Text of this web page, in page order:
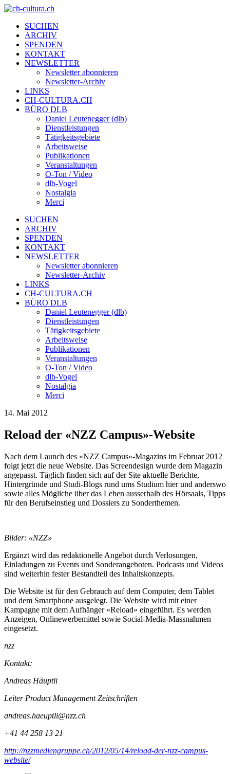
SUCHEN
ARCHIV
SPENDEN
KONTAKT
NEWSLETTER
Newsletter abonnieren
Newsletter-Archiv
LINKS
CH-CULTURA.CH
BÜRO DLB
Daniel Leutenegger (dlb)
Dienstleistungen
Tätigkeitsgebiete
Arbeitsweise
Publikationen
Veranstaltungen
O-Ton / Video
dlb-Vogel
Nostalgia
Merci
SUCHEN
ARCHIV
SPENDEN
KONTAKT
NEWSLETTER
Newsletter abonnieren
Newsletter-Archiv
LINKS
CH-CULTURA.CH
BÜRO DLB
Daniel Leutenegger (dlb)
Dienstleistungen
Tätigkeitsgebiete
Arbeitsweise
Publikationen
Veranstaltungen
O-Ton / Video
dlb-Vogel
Nostalgia
Merci
14. Mai 2012
Reload der «NZZ Campus»-Website
Nach dem Launch des «NZZ Campus»-Magazins im Februar 2012
folgt jetzt die neue Website. Das Screendesign wurde dem Magazin
angepasst. Täglich finden sich auf der Site aktuelle Berichte,
Hintergründe und Studi-Blogs rund ums Studium hier und anderswo
sowie alles Mögliche über das Leben ausserhalb des Hörsaals, Tipps
für den Berufseinstieg und Dossiers zu Sonderthemen.
Bilder: «NZZ»
Ergänzt wird das redaktionelle Angebot durch Verlosungen,
Einladungen zu Events und Sonderangeboten. Podcasts und Videos
sind weiterhin fester Bestandteil des Inhaltskonzepts.
Die Website ist für den Gebrauch auf dem Computer, dem Tablet
und dem Smartphone ausgelegt. Die Website wird mit einer
Kampagne mit dem Aufhänger «Reload» eingeführt. Es werden
Anzeigen, Onlinewerbemittel sowie Social-Media-Massnahmen
eingesetzt.
nzz
Kontakt:
Andreas Häuptli
Leiter Product Management Zeitschriften
andreas.haeuptli@nzz.ch
+41 44 258 13 21
http://nzzmediengruppe.ch/2012/05/14/reload-der-nzz-campus-
website/